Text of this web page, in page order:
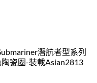
潛航者型系列
瓷圈-裝載Asian2813